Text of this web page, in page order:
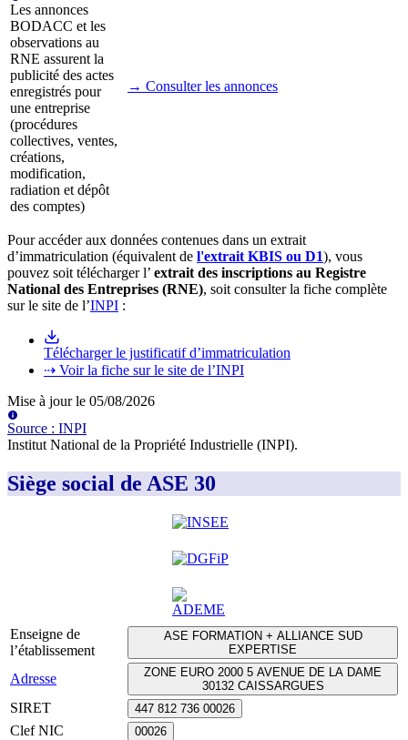
Les annonces
BODACC et les
observations au
RNE assurent la
publicité des actes
enregistrés pour
une entreprise
(procédures
collectives, ventes,
créations,
modification,
radiation et dépôt
des comptes)
→ Consulter les annonces
Pour accéder aux données contenues dans un extrait
d’immatriculation (équivalent de l'extrait KBIS ou D1), vous
pouvez soit télécharger l’ extrait des inscriptions au Registre
National des Entreprises (RNE), soit consulter la fiche complète
sur le site de l’INPI :
Télécharger le justificatif d’immatriculation
⇢ Voir la fiche sur le site de l’INPI
Mise à jour le 05/08/2026
Source : INPI
Institut National de la Propriété Industrielle (INPI).
Siège social de ASE 30
Enseigne de
l’établissement
ASE FORMATION + ALLIANCE SUD
EXPERTISE
Adresse
ZONE EURO 2000 5 AVENUE DE LA DAME
30132 CAISSARGUES
SIRET 447 812 736 00026
Clef NIC 00026